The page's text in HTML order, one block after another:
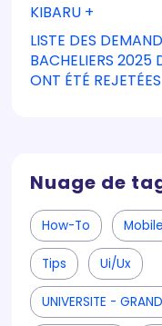
KIBARU +
LISTE DES
BACHELIERS 2025
ONT ÉTÉ REJETÉES
Nuage de
How-To
Tips Ui/ux
UNIVERSITE -